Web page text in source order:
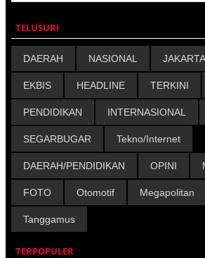
TELUSURI
DAERAH NASIONAL JAKARTA
EKBIS HEADLINE TERKINI
PENDIDIKAN INTERNASIONAL
SEGARBUGAR Tekno/Internet
DAERAH/PENDIDIKAN OPINI
FOTO Otomotif Megapolitan
Tanggamus
TERPOPULER